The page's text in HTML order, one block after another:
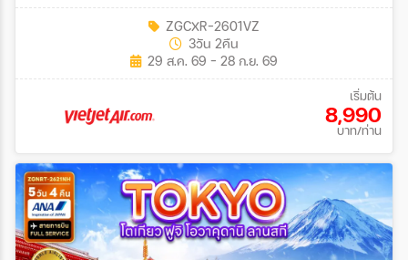
ZGCXR-2601VZ
3วัน 2คืน
29 ส.ค. 69 - 28 ก.ย. 69
เริ่มต้น
8,990
บาท/ท่าน